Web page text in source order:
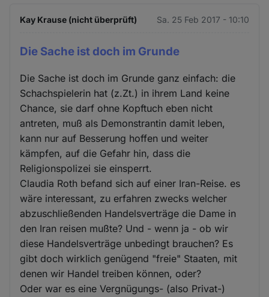
Kay Krause (nicht überprüft) Sa. 25 Feb 2017 - 10:10
Die Sache ist doch im Grunde
Die Sache ist doch im Grunde ganz einfach: die
Schachspielerin hat (z.Zt.) in ihrem Land keine
Chance, sie darf ohne Kopftuch eben nicht
antreten, muß als Demonstrantin damit leben,
kann nur auf Besserung hoffen und weiter
kämpfen, auf die Gefahr hin, dass die
Religionspolizei sie einsperrt.
Claudia Roth befand sich auf einer Iran-Reise. es
wäre interessant, zu erfahren zwecks welcher
abzuschließenden Handelsverträge die Dame in
den Iran reisen mußte? Und - wenn ja - ob wir
diese Handelsverträge unbedingt brauchen? Es
gibt doch wirklich genügend "freie" Staaten, mit
denen wir Handel treiben können, oder?
Oder war es eine Vergnügungs- (also Privat-)